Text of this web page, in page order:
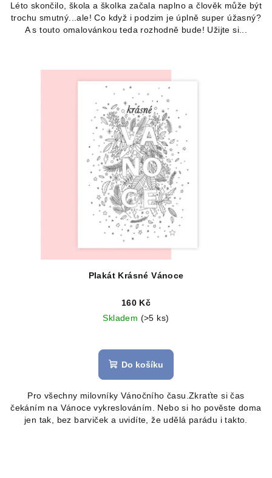
produktu
je
5,0
hvězdiček.
Léto skončilo, škola a školka začala naplno a člověk může být
trochu smutný...ale! Co když i podzim je úplně super úžasný?
A s touto omalovánkou teda rozhodně bude! Užijte si...
Plakát Krásné Vánoce
160 Kč
Skladem (>5 ks)
Do košíku
Pro všechny milovníky Vánočního času.Zkraťte si čas
čekáním na Vánoce vykreslováním. Nebo si ho pověste doma
jen tak, bez barviček a uvidíte, že udělá parádu i takto.